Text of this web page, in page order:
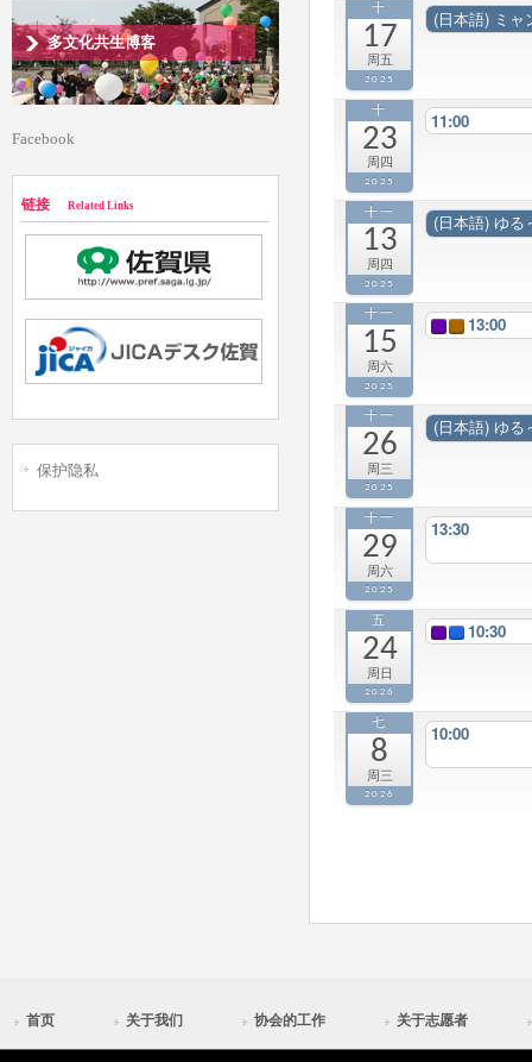
十
17
周五
2025
(日本語) ミ
十
23
周四
2025
11:00
十一
13
周四
2025
(日本語) ゆ
十一
15
周六
2025
13:00
十一
26
周三
2025
(日本語) ゆ
十一
29
周六
2025
13:30
五
24
周日
2026
10:30
七
8
周三
2026
10:00
多文化共生博客
Facebook
链接 Related Links
保护隐私
首页 关于我们 协会的工作 关于志愿者